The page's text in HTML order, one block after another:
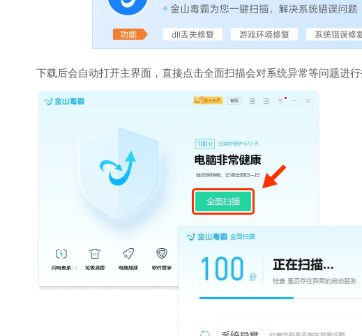
下载后会自动打开主界面，直接点击全面扫描会对系统异常等问题进行